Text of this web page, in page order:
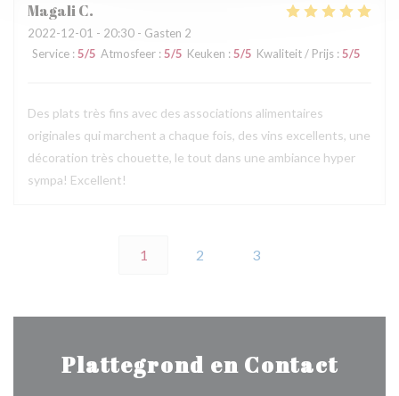
MagaliC
2022-12-01 - 20:30 - Gasten 2
Service : 5/5 Atmosfeer : 5/5 Keuken : 5/5 Kwaliteit / Prijs : 5/5
Des plats très fins avec des associations alimentaires
originales qui marchent a chaque fois, des vins excellents, une
décoration très chouette, le tout dans une ambiance hyper
sympa! Excellent!
1 2 3
Plattegrond en Contact